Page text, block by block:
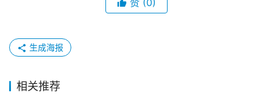
赞 (0)
生成海报
相关推荐